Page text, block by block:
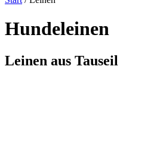
Hundeleinen
Leinen aus Tauseil